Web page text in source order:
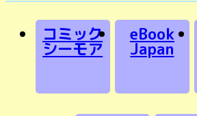
コミック
シーモア
eBook
Japan